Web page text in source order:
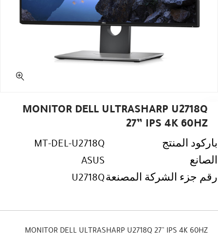
MONITOR DELL ULTRASHARP U2718Q
27” IPS 4K 60HZ
باركود المنتج
MT-DEL-U2718Q
الصانع
ASUS
رقم جزء الشركة المصنعةU2718Q
MONITOR DELL ULTRASHARP U2718Q 27” IPS 4K 60HZ